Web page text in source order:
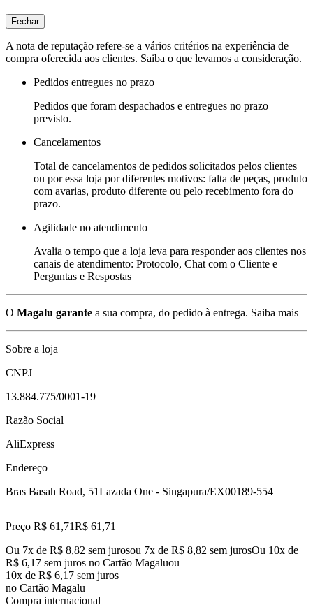
Fechar
A nota de reputação refere-se a vários critérios na experiência de
compra oferecida aos clientes. Saiba o que levamos a consideração.
Pedidos entregues no prazo
Pedidos que foram despachados e entregues no prazo
previsto.
Cancelamentos
Total de cancelamentos de pedidos solicitados pelos clientes
ou por essa loja por diferentes motivos: falta de peças, produto
com avarias, produto diferente ou pelo recebimento fora do
prazo.
Agilidade no atendimento
Avalia o tempo que a loja leva para responder aos clientes nos
canais de atendimento: Protocolo, Chat com o Cliente e
Perguntas e Respostas
O Magalu garante a sua compra, do pedido à entrega. Saiba mais
Sobre a loja
CNPJ
13.884.775/0001-19
Razão Social
AliExpress
Endereço
Bras Basah Road, 51Lazada One - Singapura/EX00189-554
Preço R$ 61,71R$ 61 ,71
Ou 7x de R$ 8,82 sem jurosou 7x de R$ 8,82 sem jurosOu 10x de
R$ 6,17 sem juros no Cartão Magaluou
10x de R$ 6,17 sem juros
no Cartão Magalu
Compra internacional